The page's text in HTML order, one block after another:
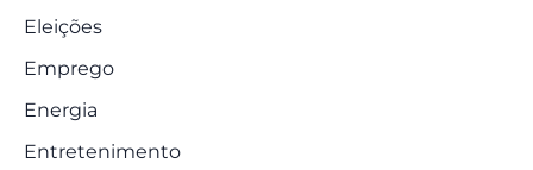
Eleições
Emprego
Energia
Entretenimento